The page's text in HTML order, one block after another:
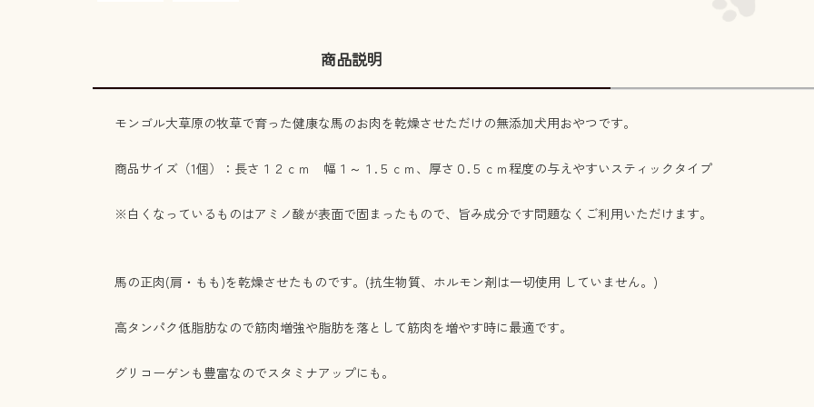
商品説明
モンゴル大草原の牧草で育った健康な馬のお肉を乾燥させただけの無添加犬用おやつです。
商品サイズ（1個）：長さ１２ｃｍ 幅１～１.５ｃｍ、厚さ０.５ｃｍ程度の与えやすいスティックタイプ
※白くなっているものはアミノ酸が表面で固まったもので、旨み成分です問題なくご利用いただけます。
馬の正肉(肩・もも)を乾燥させたものです。(抗生物質、ホルモン剤は一切使用 していません。)
高タンパク低脂肪なので筋肉増強や脂肪を落として筋肉を増やす時に最適です。
グリコーゲンも豊富なのでスタミナアップにも。